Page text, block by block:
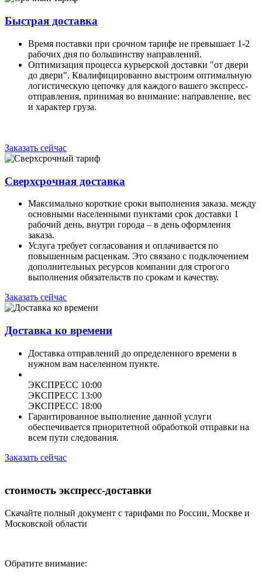
Быстрая доставка
Время поставки при срочном тарифе не превышает 1-2
рабочих дня по большинству направлений.
Оптимизация процесса курьерской доставки "от двери
до двери". Квалифицированно выстроим оптимальную
логистическую цепочку для каждого вашего экспресс-
отправления, принимая во внимание: направление, вес
и характер груза.
Заказать сейчас
Сверхсрочная доставка
Максимально короткие сроки выполнения заказа. между
основными населенными пунктами срок доставки 1
рабочий день, внутри города – в день оформления
заказа.
Услуга требует согласования и оплачивается по
повышенным расценкам. Это связано с подключением
дополнительных ресурсов компании для строгого
выполнения обязательств по срокам и качеству.
Заказать сейчас
Доставка ко времени
Доставка отправлений до определенного времени в
нужном вам населенном пункте.
ЭКСПРЕСС 10:00
ЭКСПРЕСС 13:00
ЭКСПРЕСС 18:00
Гарантированное выполнение данной услуги
обеспечивается приоритетной обработкой отправки на
всем пути следования.
Заказать сейчас
стоимость экспресс-доставки
Скачайте полный документ с тарифами по России, Москве и
Московской области
Обратите внимание: